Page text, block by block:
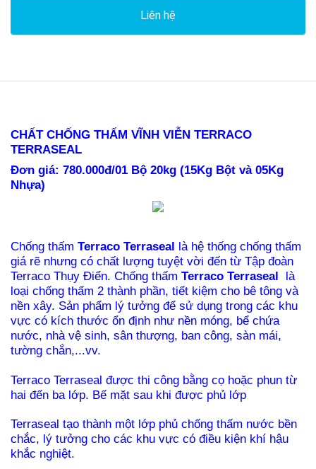
Liên hệ
CHẤT CHỐNG THẤM VĨNH VIỄN TERRACO
TERRASEAL
Đơn giá: 780.000đ/01 Bộ 20kg (15Kg Bột và 05Kg
Nhựa)
Chống thấm Terraco Terraseal là hệ thống chống thấm
giá rẽ nhưng có chất lượng tuyệt vời đến từ Tập đoàn
Terraco Thụy Điển. Chống thấm Terraco Terraseal là
loại chống thấm 2 thành phần, tiết kiệm cho bê tông và
nền xây. Sản phẩm lý tưởng để sử dụng trong các khu
vực có kích thước ổn định như nền móng, bể chứa
nước, nhà vệ sinh, sân thượng, ban công, sàn mái,
tường chắn,...vv.
Terraco Terraseal được thi công bằng cọ hoặc phun từ
hai đến ba lớp. Bế mặt sau khi được phủ lớp
Terraseal tạo thành một lớp phủ chống thấm nước bền
chắc, lý tưởng cho các khu vực có điều kiện khí hậu
khắc nghiệt.